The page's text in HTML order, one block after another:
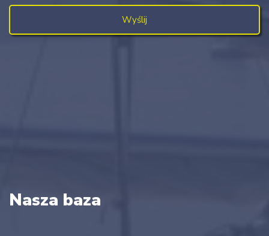
Nasza baza